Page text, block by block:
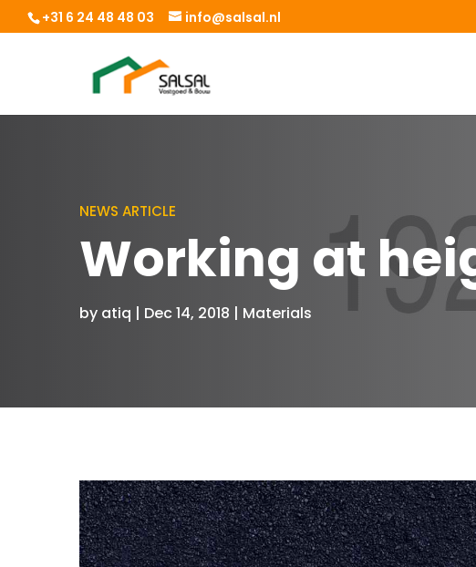
+31 6 24 48 48 03 info@salsal.nl
NEWS ARTICLE
Working at
by atiq | Dec 14, 2018 | Materials